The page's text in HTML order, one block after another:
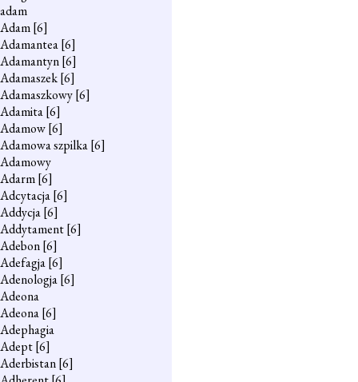
adam
Adam[6]
Adamantea[6]
Adamantyn[6]
Adamaszek[6]
Adamaszkowy[6]
Adamita[6]
Adamow[6]
Adamowa szpilka[6]
Adamowy
Adarm[6]
Adcytacja[6]
Addycja[6]
Addytament[6]
Adebon[6]
Adefagja[6]
Adenologja[6]
Adeona
Adeona[6]
Adephagia
Adept[6]
Aderbistan[6]